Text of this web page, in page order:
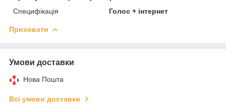
Специфікація
Голос + інтернет
Приховати
Умови доставки
Нова Пошта
Всі умови доставки